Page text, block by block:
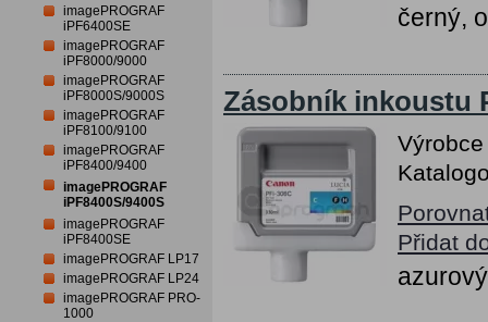
imagePROGRAF
iPF6400SE
imagePROGRAF
iPF8000/9000
imagePROGRAF
iPF8000S/9000S
imagePROGRAF
iPF8100/9100
imagePROGRAF
iPF8400/9400
imagePROGRAF
iPF8400S/9400S
imagePROGRAF
iPF8400SE
imagePROGRAF LP17
imagePROGRAF LP24
imagePROGRAF PRO-
1000
černý,
Zásobník inkoustu
Přidat